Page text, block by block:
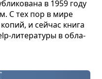
в 1959 году
С тех пор в мире
и сейчас книга
лите­ра­туры в обла­